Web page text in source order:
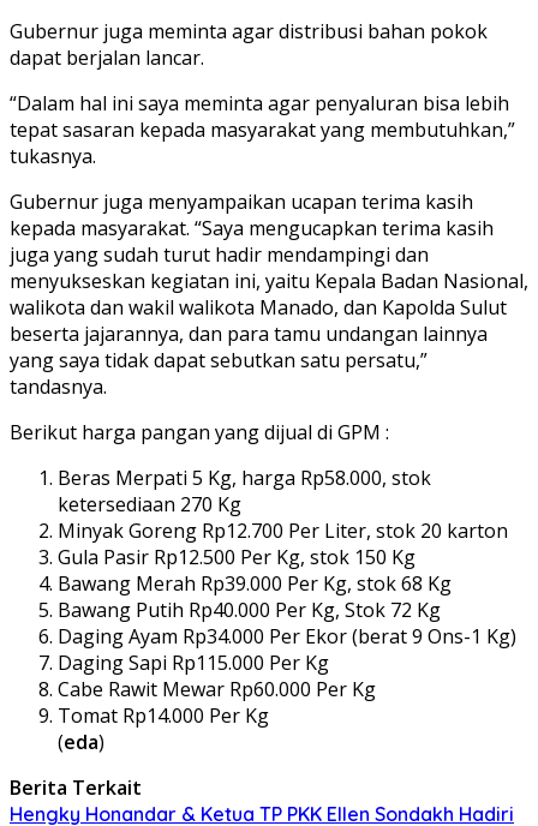
Gubernur juga meminta agar distribusi bahan pokok
dapat berjalan lancar.
“Dalam hal ini saya meminta agar penyaluran bisa lebih
tepat sasaran kepada masyarakat yang membutuhkan,”
tukasnya.
Gubernur juga menyampaikan ucapan terima kasih
kepada masyarakat. “Saya mengucapkan terima kasih
juga yang sudah turut hadir mendampingi dan
menyukseskan kegiatan ini, yaitu Kepala Badan Nasional,
walikota dan wakil walikota Manado, dan Kapolda Sulut
beserta jajarannya, dan para tamu undangan lainnya
yang saya tidak dapat sebutkan satu persatu,”
tandasnya.
Berikut harga pangan yang dijual di GPM :
Beras Merpati 5 Kg, harga Rp58.000, stok
ketersediaan 270 Kg
Minyak Goreng Rp12.700 Per Liter, stok 20 karton
Gula Pasir Rp12.500 Per Kg, stok 150 Kg
Bawang Merah Rp39.000 Per Kg, stok 68 Kg
Bawang Putih Rp40.000 Per Kg, Stok 72 Kg
Daging Ayam Rp34.000 Per Ekor (berat 9 Ons-1 Kg)
Daging Sapi Rp115.000 Per Kg
Cabe Rawit Mewar Rp60.000 Per Kg
Tomat Rp14.000 Per Kg
(eda)
Berita Terkait
Hengky Honandar & Ketua TP PKK Ellen Sondakh Hadiri